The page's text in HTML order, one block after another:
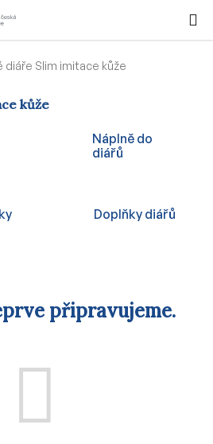
KOŠÍK
diáře Slim imitace kůže
kůže
Náplně do
diářů
Doplňky diářů
připravujeme.